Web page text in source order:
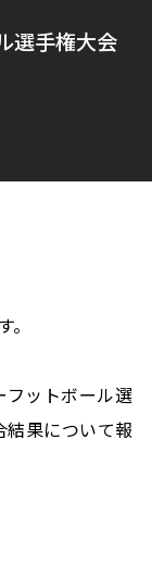
選手権大会
ットボール選
果について報